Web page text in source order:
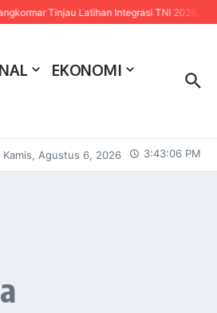
Latihan Integrasi TNI 2026, Tekankan
EKONOMI
Kamis, Agustus 6, 2026 3:43:07 PM